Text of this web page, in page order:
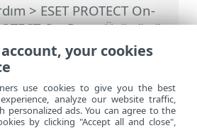
> ESET PROTECT On-
On-Prem Ürününü
PROTECT On-Prem Ana
> Güncel olmayan
your cookies
use cookies to give you the best
analyze our website traffic,
personalized ads. You can agree to the
by clicking "Accept all and close",